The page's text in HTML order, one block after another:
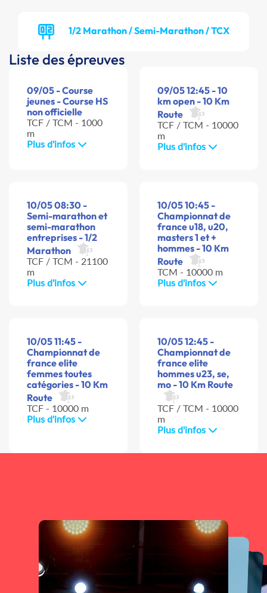
1/2 Marathon / Semi-Marathon / TCX
Liste des épreuves
09/05 - Course
jeunes - Course HS
non officielle
TCF / TCM - 1000
m
Plus d'infos
09/05 12:45 - 10
km open - 10 Km
Route
TCF / TCM - 10000
m
Plus d'infos
10/05 08:30 -
Semi-marathon et
semi-marathon
entreprises - 1/2
Marathon
TCF / TCM - 21100
m
Plus d'infos
10/05 10:45 -
Championnat de
france u18, u20,
masters 1 et +
hommes - 10 Km
Route
TCM - 10000 m
Plus d'infos
10/05 11:45 -
Championnat de
france elite
femmes toutes
catégories - 10 Km
Route
TCF - 10000 m
Plus d'infos
10/05 12:45 -
Championnat de
france elite
hommes u23, se,
mo - 10 Km Route
TCF / TCM - 10000
m
Plus d'infos